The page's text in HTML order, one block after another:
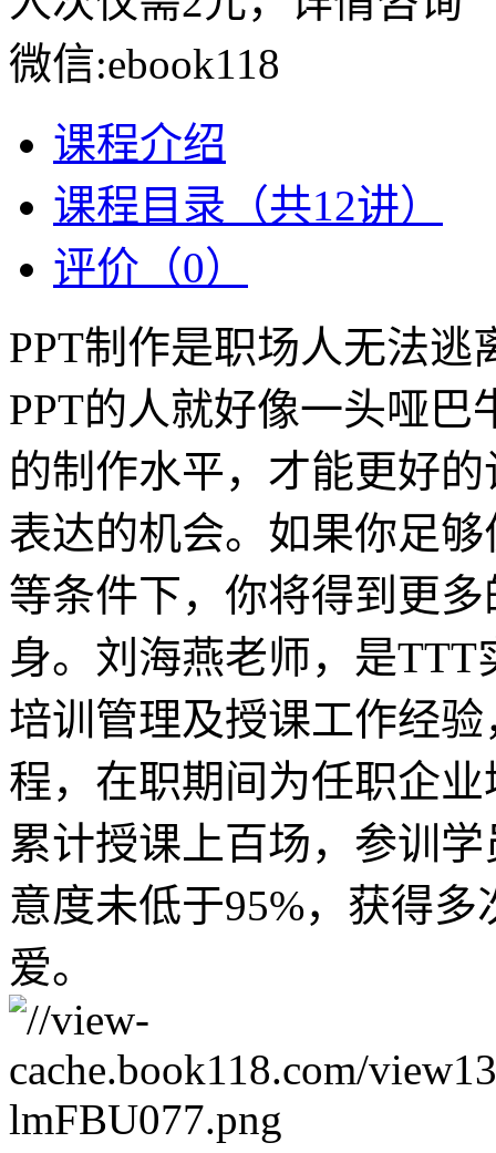
课程介绍
课程目录（共12讲）
评价（0）
PPT制作是职场人无法
PPT的人就好像一头哑巴
的制作水平，才能更好
表达的机会。如果你足
等条件下，你将得到更
身。刘海燕老师，是
培训管理及授课工作经
程，在职期间为任职企
累计授课上百场，参训
意度未低于95%，获得
爱。